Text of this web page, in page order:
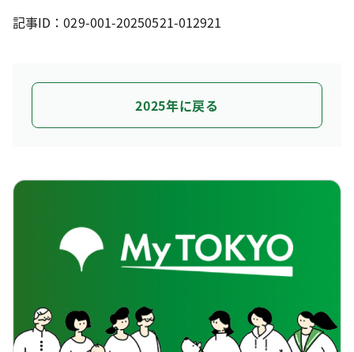
記事ID：029-001-20250521-012921
2025年に戻る